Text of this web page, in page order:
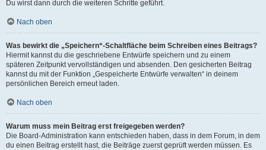
Du wirst dann durch die weiteren Schritte geführt.
Nach oben
Was bewirkt die „Speichern“-Schaltfläche beim Schreiben eines Beitrags?
Hiermit kannst du die geschriebene Entwürfe speichern und zu einem
späteren Zeitpunkt vervollständigen und absenden. Den gesicherten Beitrag
kannst du mit der Funktion „Gespeicherte Entwürfe verwalten“ in deinem
persönlichen Bereich erneut laden.
Nach oben
Warum muss mein Beitrag erst freigegeben werden?
Die Board-Administration kann entschieden haben, dass in dem Forum, in dem
du einen Beitrag erstellt hast, die Beiträge zuerst geprüft werden müssen. Es